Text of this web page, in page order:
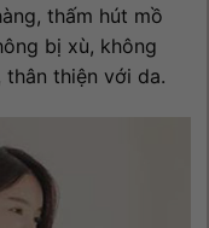
thấm hút mồ
bị xù, không
thân thiện với da.